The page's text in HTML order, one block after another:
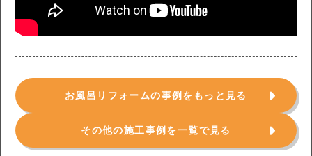
お風呂リフォームの事例をもっと見る
その他の施工事例を一覧で見る